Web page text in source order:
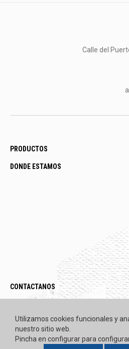
Calle del
PRODUCTOS
DONDE ESTAMOS
CONTACTANOS
Utilizamos cookies funcionales y
nuestro sitio web.
Pincha en configurar para